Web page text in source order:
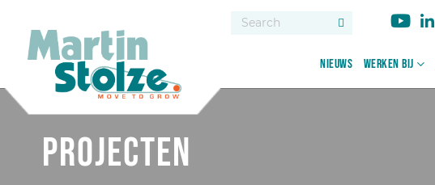
Nieuws Werken bij
projecten